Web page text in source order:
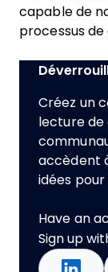
capable de
processus
Créez un
lecture
accèdent
idées pour
Have an
Sign up